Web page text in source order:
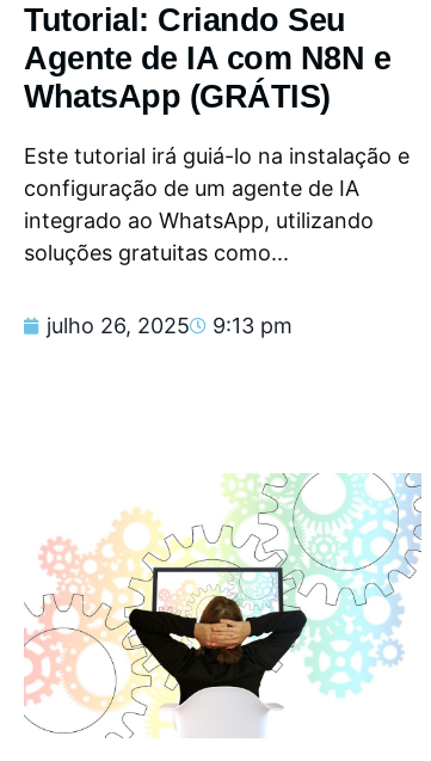
Tutorial: Criando Seu
Agente de IA com N8N e
WhatsApp (GRÁTIS)
Este tutorial irá guiá-lo na instalação e
configuração de um agente de IA
integrado ao WhatsApp, utilizando
soluções gratuitas como...
julho 26, 2025 9:13 pm